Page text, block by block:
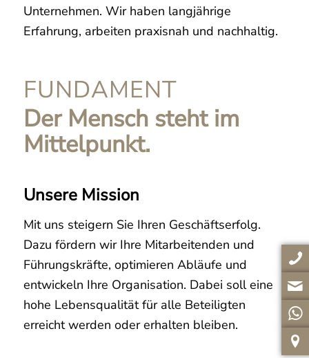
Unternehmen. Wir haben langjährige
Erfahrung, arbeiten praxisnah und nachhaltig.
FUNDAMENT
Der Mensch steht im
Mittelpunkt.
Unsere Mission
Mit uns steigern Sie Ihren Geschäftserfolg.
Dazu fördern wir Ihre Mitarbeitenden und
Führungskräfte, optimieren Abläufe und
entwickeln Ihre Organisation. Dabei soll eine
hohe Lebensqualität für alle Beteiligten
erreicht werden oder erhalten bleiben.